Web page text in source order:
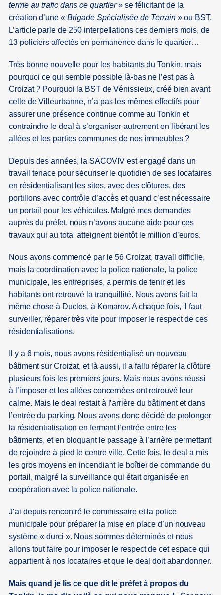
terme au trafic dans ce quartier » se félicitant de la
création d’une« Brigade Spécialisée de Terrain » ou BST.
L’article parle de 250 interpellations ces derniers mois, de
13 policiers affectés en permanence dans le quartier…
Très bonne nouvelle pour les habitants du Tonkin, mais
pourquoi ce qui semble possible là-bas ne l’est pas à
Croizat ? Pourquoi la BST de Vénissieux, créé bien avant
celle de Villeurbanne, n’a pas les mêmes effectifs pour
assurer une présence continue comme au Tonkin et
contraindre le deal à s’organiser autrement en libérant les
allées et les parties communes de nos immeubles ?
Depuis des années, la SACOVIV est engagé dans un
travail tenace pour sécuriser le quotidien de ses locataires
en résidentialisant les sites, avec des clôtures, des
portillons avec contrôle d’accès et quand c’est nécessaire
un portail pour les véhicules. Malgré mes demandes
auprès du préfet, nous n’avons aucune aide pour ces
travaux qui au total atteignent bientôt le million d’euros.
Nous avons commencé par le 56 Croizat, travail difficile,
mais la coordination avec la police nationale, la police
municipale, les entreprises, a permis de tenir et les
habitants ont retrouvé la tranquillité. Nous avons fait la
même chose à Duclos, à Komarov. A chaque fois, il faut
surveiller, réparer très vite pour imposer le respect de ces
résidentialisations.
Il y a 6 mois, nous avons résidentialisé un nouveau
bâtiment sur Croizat, et là aussi, il a fallu réparer la clôture
plusieurs fois les premiers jours. Mais nous avons réussi
à l’imposer et les allées concernées ont retrouvé leur
calme. Mais le deal restait à l’arrière du bâtiment et dans
l’entrée du parking. Nous avons donc décidé de prolonger
la résidentialisation en fermant l’entrée entre les
bâtiments, et en bloquant le passage à l’arrière permettant
de rejoindre à pied le centre ville. Cette fois, le deal a mis
les gros moyens en incendiant le boîtier de commande du
portail, malgré la surveillance qui était organisée en
coopération avec la police nationale.
J’ai depuis rencontré le commissaire et la police
municipale pour préparer la mise en place d’un nouveau
système « durci ». Nous sommes déterminés et nous
allons tout faire pour imposer le respect de cet espace qui
appartient à nos locataires et que le deal doit abandonner.
Mais quand je lis ce que dit le préfet à propos du